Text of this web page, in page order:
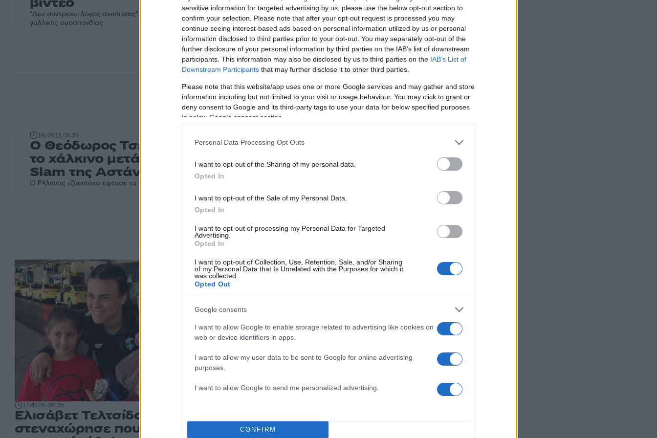
sensitive information for targeted advertising by us, please use the below opt-out section to
confirm your selection. Please note that after your opt-out request is processed you may
continue seeing interest-based ads based on personal information utilized by us or personal
information disclosed to third parties prior to your opt-out. You may separately opt-out of the
further disclosure of your personal information by third parties on the IAB’s list of downstream
participants. This information may also be disclosed by us to third parties on the IAB’s List of
Downstream Participants that may further disclose it to other third parties.
Please note that this website/app uses one or more Google services and may gather and store
information including but not limited to your visit or usage behaviour. You may click to grant or
deny consent to Google and its third-party tags to use your data for below specified purposes
in below Google consent section.
Personal Data Processing Opt Outs
I want to opt-out of the Sharing of my personal data.
Opted In
I want to opt-out of the Sale of my Personal Data.
Opted In
I want to opt-out of processing my Personal Data for Targeted
Advertising.
Opted In
I want to opt-out of Collection, Use, Retention, Sale, and/or Sharing
of my Personal Data that Is Unrelated with the Purposes for which it
was collected.
Opted Out
Google consents
I want to allow Google to enable storage related to advertising like cookies on
web or device identifiers in apps.
I want to allow my user data to be sent to Google for online advertising
purposes.
I want to allow Google to send me personalized advertising.
CONFIRM
"Δεν συντρέχει λόγος ανησυχίας", αναφέρει ο τεχνικός διευθυντής της
γαλλικής ομοσπονδίας
16:4611.05.25
Ο Θεόδωρος Τσελίδης κατέκτησε
το χάλκινο μετάλλιο στο Grand
Slam της Αστάνα
Ο Έλληνας τζουντόκα έφτασε τα τέσσερα μετάλλια σε Γκραν Σλαμ
17:4126.04.25
Ελισάβετ Τελτσίδου: «Με
στεναχώρησε που δεν πήρα Παΐσιος Ζαραφωνίτης, θρήνος